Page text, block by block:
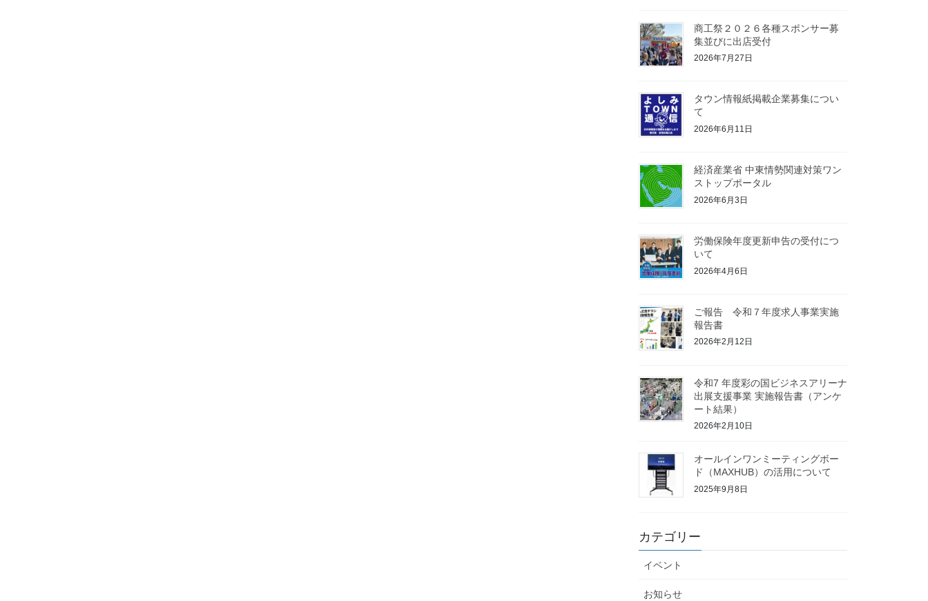
商工祭２０２６各種スポンサー募
集並びに出店受付
2026年7月27日
タウン情報紙掲載企業募集につい
て
2026年6月11日
経済産業省 中東情勢関連対策ワン
ストップポータル
2026年6月3日
労働保険年度更新申告の受付につ
いて
2026年4月6日
ご報告 令和７年度求人事業実施
報告書
2026年2月12日
令和7 年度彩の国ビジネスアリーナ
出展支援事業 実施報告書（アンケ
ート結果）
2026年2月10日
オールインワンミーティングボー
ド（MAXHUB）の活用について
2025年9月8日
カテゴリー
イベント
お知らせ